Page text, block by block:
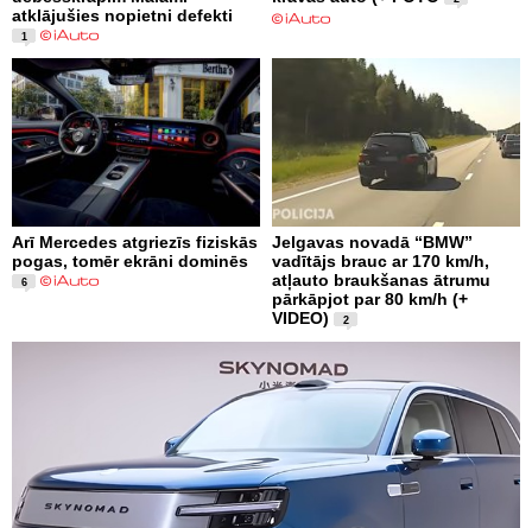
atklājušies nopietni defekti
1
Arī Mercedes atgriezīs fiziskās
pogas, tomēr ekrāni dominēs
6
Jelgavas novadā “BMW”
vadītājs brauc ar 170 km/h,
atļauto braukšanas ātrumu
pārkāpjot par 80 km/h (+
VIDEO)
2